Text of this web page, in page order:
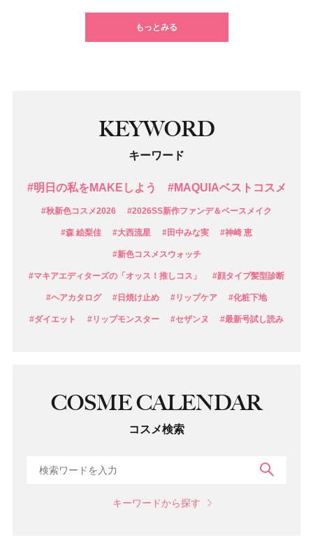
もっとみる
KEYWORD
キーワード
#明日の私をMAKEしよう #MAQUIAベストコスメ
#秋新色コスメ2026 #2026SS新作ファンデ＆ベースメイク
#森 絵梨佳 #大西流星 #田中みな実 #神崎 恵
#新色コスメスウォッチ
#マキアエディターズの「オッス！推しコス」 #顔タイプ髪型診断
#ヘアカタログ #日焼け止め #リップケア #化粧下地
#ダイエット #リップモンスター #セザンヌ #最新号試し読み
COSME CALENDAR
コスメ検索
キーワードから探す